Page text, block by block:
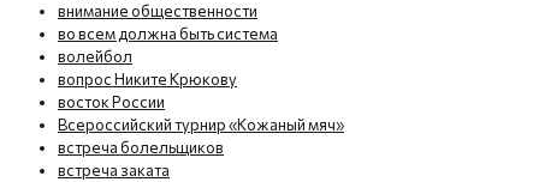
внимание общественности
во всем должна быть система
волейбол
вопрос Никите Крюкову
восток России
Всероссийский турнир «Кожаный мяч»
встреча болельщиков
встреча заката